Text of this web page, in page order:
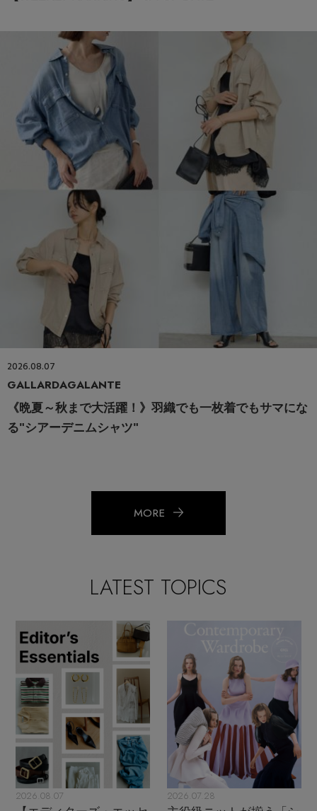
2026.08.07
GALLARDAGALANTE
《晩夏～秋まで大活躍！》羽織でも一枚着でもサマにな
る"シアーデニムシャツ"
MORE
LATEST TOPICS
2026.08.07
2026.07.28